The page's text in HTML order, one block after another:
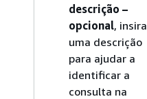
descrição –
opcional, insira
uma descrição
para ajudar a
identificar a
consulta na